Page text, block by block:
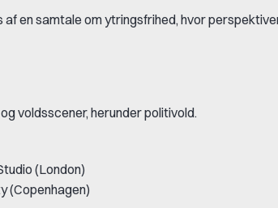
en samtale om ytringsfrihed, hvor
voldsscener, herunder politivold.
(London)
(Copenhagen)